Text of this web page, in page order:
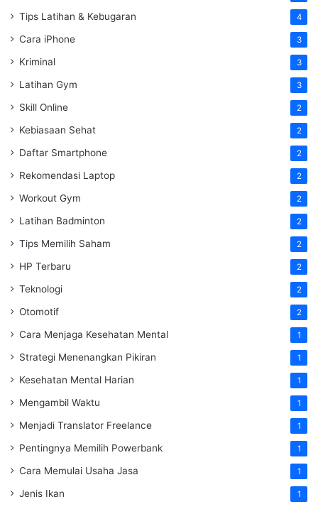
Tips Latihan & Kebugaran 4
Cara iPhone 3
Kriminal 3
Latihan Gym 3
Skill Online 2
Kebiasaan Sehat 2
Daftar Smartphone 2
Rekomendasi Laptop 2
Workout Gym 2
Latihan Badminton 2
Tips Memilih Saham 2
HP Terbaru 2
Teknologi 2
Otomotif 2
Cara Menjaga Kesehatan Mental 1
Strategi Menenangkan Pikiran 1
Kesehatan Mental Harian 1
Mengambil Waktu 1
Menjadi Translator Freelance 1
Pentingnya Memilih Powerbank 1
Cara Memulai Usaha Jasa 1
Jenis Ikan 1